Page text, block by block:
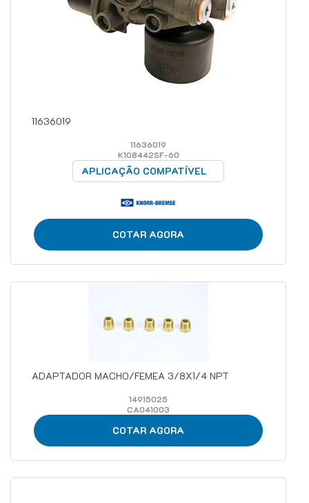
11636019
11636019
K108442SF-60
APLICAÇÃO COMPATÍVEL
COTAR AGORA
ADAPTADOR MACHO/FEMEA 3/8X1/4 NPT
14915025
CA041003
COTAR AGORA